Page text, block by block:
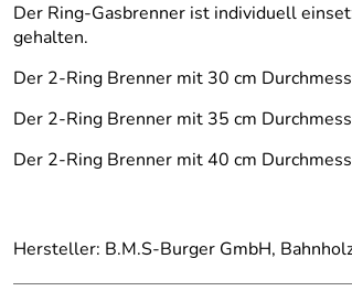
Der Ring-Gasbrenner ist individuell
gehalten.
Der 2-Ring Brenner mit 30 cm
Der 2-Ring Brenner mit 35 cm
Der 2-Ring Brenner mit 40 cm
Hersteller: B.M.S-Burger GmbH,